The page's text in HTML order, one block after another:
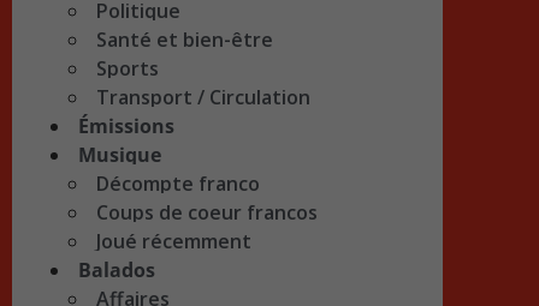
Politique
Santé et bien-être
Sports
Transport / Circulation
Émissions
Musique
Décompte franco
Coups de coeur francos
Joué récemment
Balados
Affaires